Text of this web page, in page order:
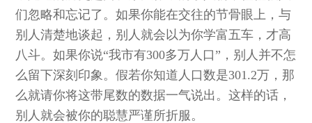
们忽略和忘记了。如果你能在交往的节骨眼上，与
别人清楚地谈起，别人就会以为你学富五车，才高
八斗。如果你说“我市有300多万人口”，别人并不怎
么留下深刻印象。假若你知道人口数是301.2万，那
么就请你将这带尾数的数据一气说出。这样的话，
别人就会被你的聪慧严谨所折服。